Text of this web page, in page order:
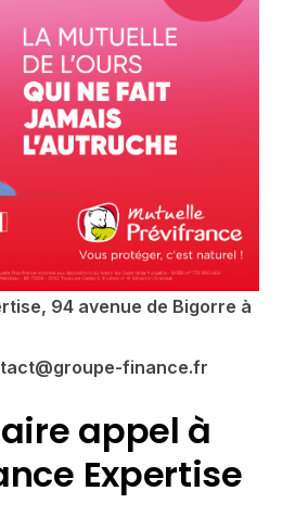
94 avenue de Bigorre à
finance.fr
appel à
Expertise